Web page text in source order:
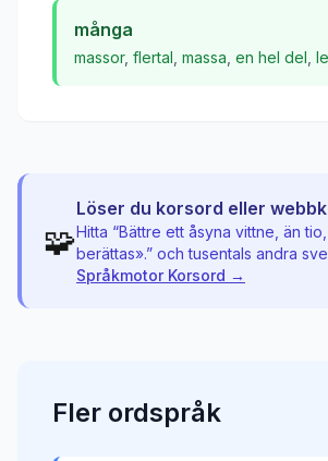
många
massor, flertal massa en hel del
🧩
Löser du korsord eller
Hitta “Bättre ett åsyna vittne, än
berättas».” och tusentals andra
Språkmotor Korsord →
Fler ordspråk